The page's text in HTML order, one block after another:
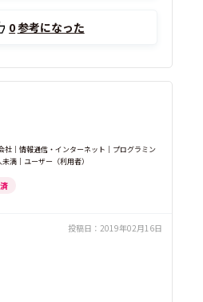
0参考になった
社｜情報通信・インターネット｜プログラミン
満｜ユーザー（利用者）
投稿日： 2019年02月16日